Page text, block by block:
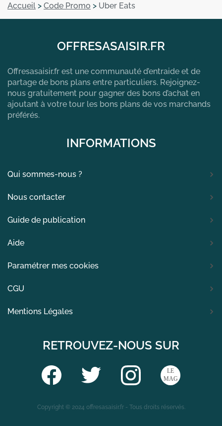
Accueil > Code Promo > Uber Eats
OFFRESASAISIR.FR
Offresasaisir.fr est une communauté d’entraide et de
partage de bons plans entre particuliers. Rejoignez-
nous gratuitement pour gagner des bons d’achat en
ajoutant à votre tour les bons plans de vos marchands
préférés.
INFORMATIONS
Qui sommes-nous ?
Nous contacter
Guide de publication
Aide
Paramétrer mes cookies
CGU
Mentions Légales
RETROUVEZ-NOUS SUR
Copyright © 2024 offresasaisir.fr - Tous droits réservés.